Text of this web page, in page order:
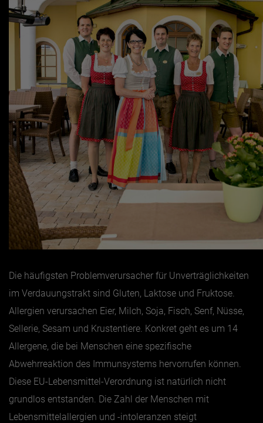
Oktober
Dezember
Die häufigsten Problemverursacher für Unverträglichkeiten
im Verdauungstrakt sind Gluten, Laktose und Fruktose.
Allergien verursachen Eier, Milch, Soja, Fisch, Senf, Nüsse,
Sellerie, Sesam und Krustentiere. Konkret geht es um 14
Allergene, die bei Menschen eine spezifische
Abwehrreaktion des Immunsystems hervorrufen können.
Diese EU-Lebensmittel-Verordnung ist natürlich nicht
grundlos entstanden. Die Zahl der Menschen mit
Lebensmittelallergien und -intoleranzen steigt